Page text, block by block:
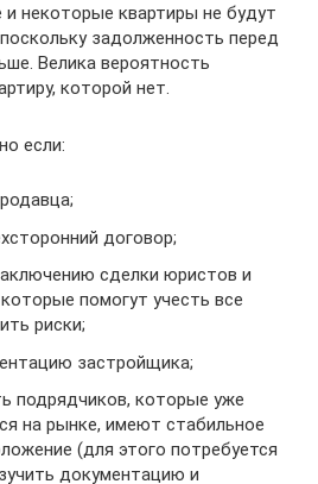
и некоторые квартиры не будут
задолженность перед
Велика вероятность
которой нет.
если:
договор;
сделки юристов и
помогут учесть все
риски;
застройщика;
подрядчиков, которые уже
на рынке, имеют стабильное
(для этого потребуется
документацию и